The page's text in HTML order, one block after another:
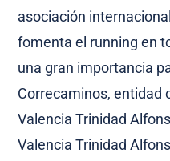
asociación
fomenta el running en
una gran importancia
Correcaminos, entidad
Valencia Trinidad
Valencia Trinidad